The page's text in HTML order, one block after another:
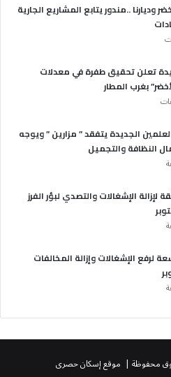
وديارنا ..مندور يتابع المشاريع الجارية
تعلن تحقيق طفرة في معدلات
بغرب المطار
الجديدة يتفقد ” مزارين ” ويوجه
النظافة والتجميل
الإشغالات والتصدي لبؤر الفرز
لرفع الإشغالات وإزالة المخالفات
محفوظة | موقع إسكان حصرى